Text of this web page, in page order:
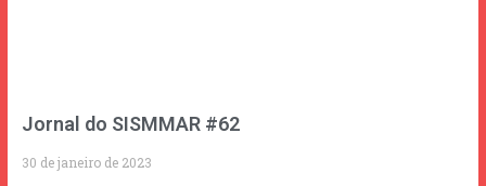
Jornal do SISMMAR #62
30 de janeiro de 2023